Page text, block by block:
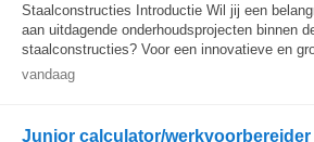
Staalconstructies Introductie Wil jij een
aan uitdagende onderhoudsprojecten binnen
staalconstructies? Voor een innovatieve en
vandaag
Junior calculator/